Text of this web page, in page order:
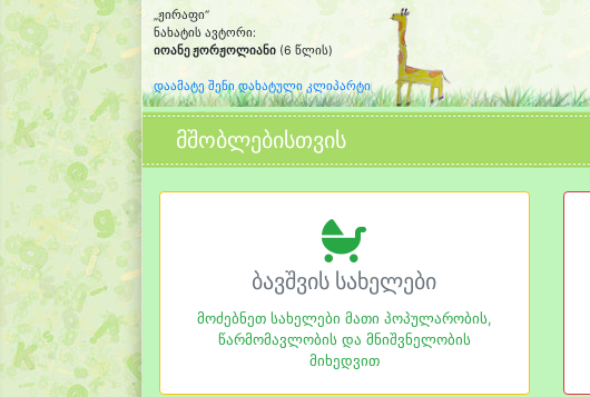
„ჟირაფი“
ნახატის ავტორი:
იოანე ჟორჟოლიანი (6 წლის)
დაამატე შენი დახატული კლიპარტი
მშობლებისთვის
ბავშვის სახელები
მოძებნეთ სახელები მათი პოპულარობის,
წარმომავლობის და მნიშვნელობის
მიხედვით